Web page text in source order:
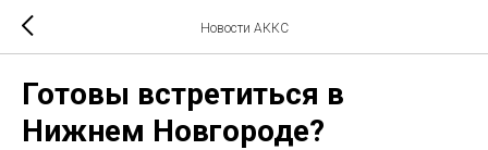
Новости АККС
Готовы встретиться в
Нижнем Новгороде?